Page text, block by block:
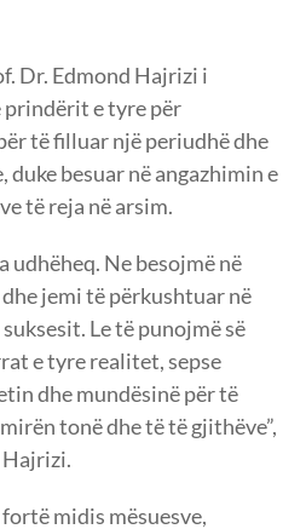
Dr. Edmond Hajrizi i
prindërit e tyre për
të filluar një periudhë dhe
besuar në angazhimin e
të reja në arsim.
udhëheq. Ne besojmë në
jemi të përkushtuar në
Le të punojmë së
e tyre realitet, sepse
dhe mundësinë për të
tonë dhe të të gjithëve”,
midis mësuesve,